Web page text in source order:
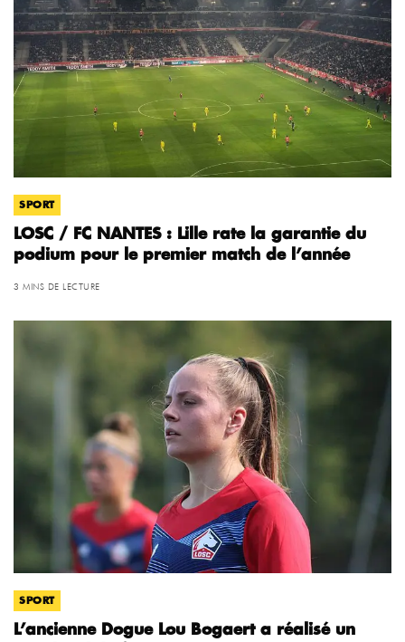
SPORT
LOSC / FC NANTES : Lille rate la garantie du
podium pour le premier match de l’année
3 MINS DE LECTURE
SPORT
L’ancienne Dogue Lou Bogaert a réalisé un